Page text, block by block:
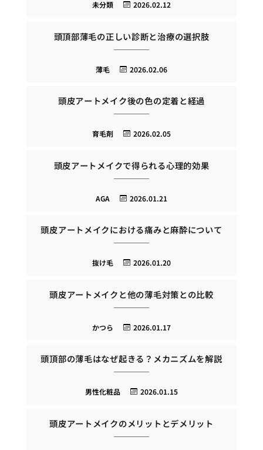
2026.02.12
未分類
頭頂部薄毛の正しい診断と治療の選択肢
2026.02.06
薄毛
頭皮アートメイク後の色の定着と経過
2026.02.05
育毛剤
頭皮アートメイクで得られる心理的効果
2026.01.21
AGA
頭皮アートメイクにおける痛みと麻酔について
2026.01.20
抜け毛
頭皮アートメイクと他の薄毛対策との比較
2026.01.17
かつら
頭頂部の薄毛はなぜ起きる？メカニズムを解説
2026.01.15
男性化粧品
頭皮アートメイクのメリットとデメリット